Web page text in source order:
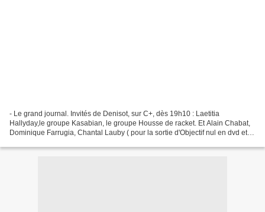
- Le grand journal. Invités de Denisot, sur C+, dès 19h10 : Laetitia
Hallyday,le groupe Kasabian, le groupe Housse de racket. Et Alain Chabat,
Dominique Farrugia, Chantal Lauby ( pour la sortie d'Objectif nul en dvd et